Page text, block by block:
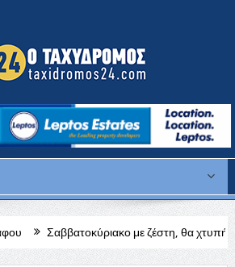
με ζέστη, θα χτυπήσει κόκκινο η